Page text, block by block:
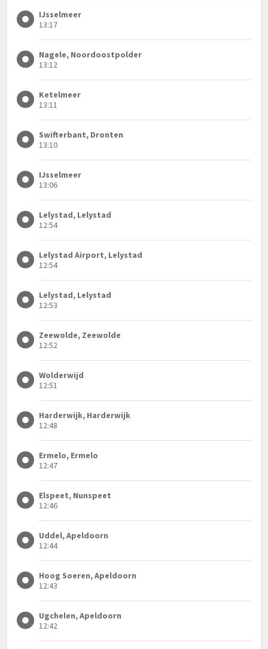
IJsselmeer
13:17
Nagele, Noordoostpolder
13:12
Ketelmeer
13:11
Swifterbant, Dronten
13:10
IJsselmeer
13:06
Lelystad, Lelystad
12:54
Lelystad Airport, Lelystad
12:54
Lelystad, Lelystad
12:53
Zeewolde, Zeewolde
12:52
Wolderwijd
12:51
Harderwijk, Harderwijk
12:48
Ermelo, Ermelo
12:47
Elspeet, Nunspeet
12:46
Uddel, Apeldoorn
12:44
Hoog Soeren, Apeldoorn
12:43
Ugchelen, Apeldoorn
12:42